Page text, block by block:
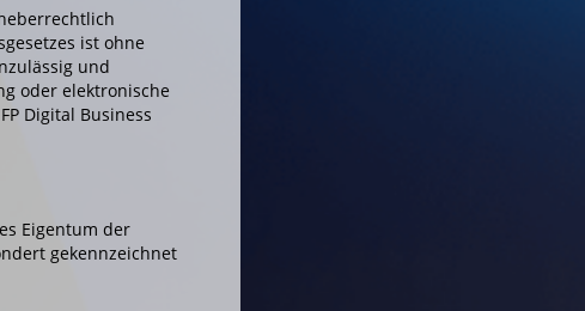
ist ohne
und
oder elektronische
Digital Business
Eigentum der
gekennzeichnet